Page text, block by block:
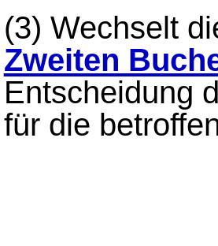
(3) Wechselt
Zweiten
Entscheidung
für die